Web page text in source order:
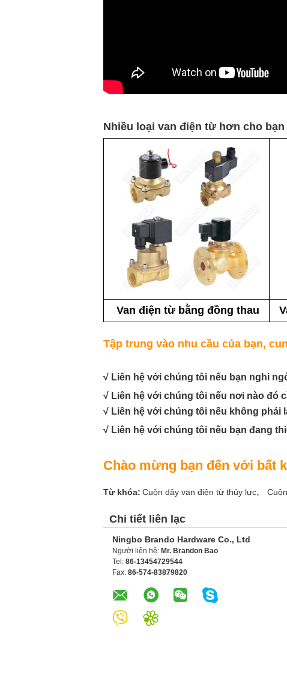
Nhiều loại van điện từ hơn cho
Van điện từ bằng đồng thau
Tập trung vào nhu cầu của bạn,
√ Liên hệ với chúng tôi nếu bạn nghi
√ Liên hệ với chúng tôi nếu nơi nào đó
√ Liên hệ với chúng tôi nếu không phải
√ Liên hệ với chúng tôi nếu bạn đang
Chào mừng bạn đến với bất
Từ khóa: Cuộn dây van điện từ thủy lực,
Chi tiết liên lạc
Ningbo Brando Hardware Co., Ltd
Người liên hệ: Mr. Brandon Bao
Tel: 86-13454729544
Fax: 86-574-83879820